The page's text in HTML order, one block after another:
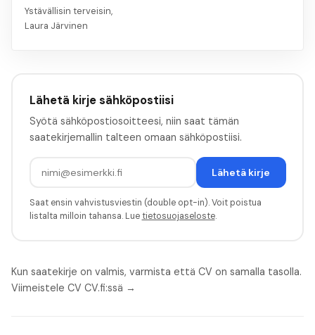
Ystävällisin terveisin,
Laura Järvinen
Lähetä kirje sähköpostiisi
Syötä sähköpostiosoitteesi, niin saat tämän
saatekirjemallin talteen omaan sähköpostiisi.
Lähetä kirje
Saat ensin vahvistusviestin (double opt-in). Voit poistua
listalta milloin tahansa. Luetietosuojaseloste.
Kun saatekirje on valmis, varmista että CV on samalla tasolla.
Viimeistele CV CV.fi:ssä →